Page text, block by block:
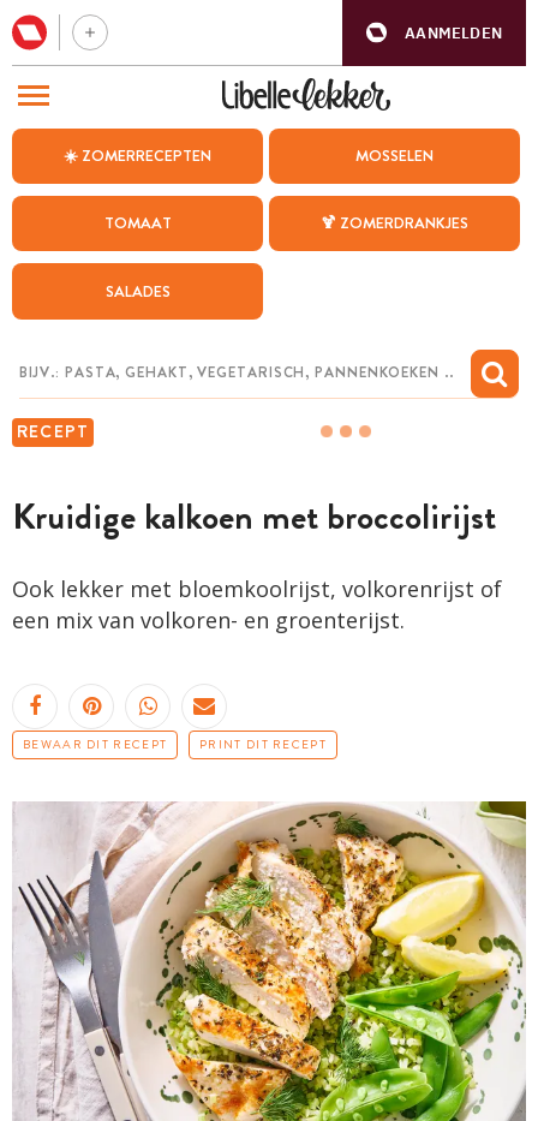
AANMELDEN
☀️ ZOMERRECEPTEN MOSSELEN
TOMAAT 🍹 ZOMERDRANKJES
SALADES
RECEPT
Kruidige kalkoen met broccolirijst
Ook lekker met bloemkoolrijst, volkorenrijst of
een mix van volkoren- en groenterijst.
BEWAAR DIT RECEPT PRINT DIT RECEPT
BEZOEK ONZE ANDERE WEBSITES
WEEKMENU
CHAT MET MAIA
MIJN BEWAARDE RECEPTEN